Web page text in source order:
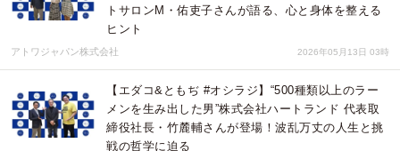
トサロンM・佑吏子さんが語る、心と身体を整える
ヒント
アトワジャパン株式会社 2026年05月13日 03時
【エダコ&ともぢ #オシラジ】“500種類以上のラー
メンを生み出した男”株式会社ハートランド 代表取
締役社長・竹麓輔さんが登場！波乱万丈の人生と挑
戦の哲学に迫る